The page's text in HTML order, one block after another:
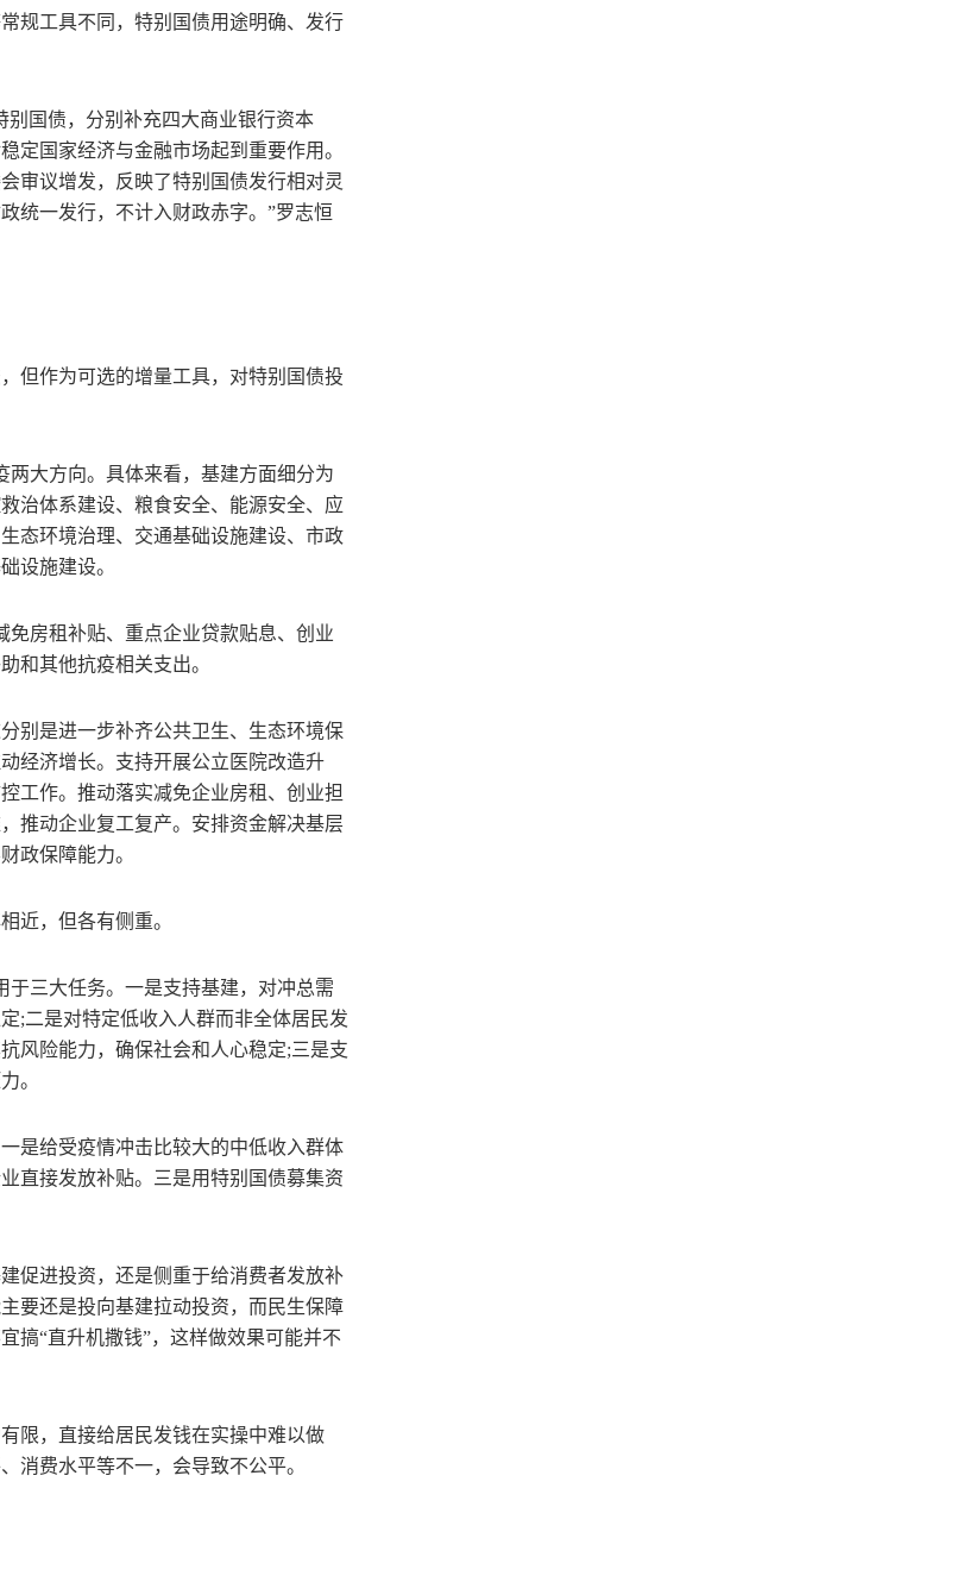
规工具不同，特别国债用途明确、发行
别国债，分别补充四大商业银行资本
定国家经济与金融市场起到重要作用。
审议增发，反映了特别国债发行相对灵
统一发行，不计入财政赤字。”罗志恒
但作为可选的增量工具，对特别国债投
两大方向。具体来看，基建方面细分为
治体系建设、粮食安全、能源安全、应
态环境治理、交通基础设施建设、市政
设施建设。
房租补贴、重点企业贷款贴息、创业
和其他抗疫相关支出。
别是进一步补齐公共卫生、生态环境保
经济增长。支持开展公立医院改造升
工作。推动落实减免企业房租、创业担
推动企业复工复产。安排资金解决基层
政保障能力。
近，但各有侧重。
于三大任务。一是支持基建，对冲总需
;二是对特定低收入人群而非全体居民发
风险能力，确保社会和人心稳定;三是支
。
是给受疫情冲击比较大的中低收入群体
直接发放补贴。三是用特别国债募集资
促进投资，还是侧重于给消费者发放补
要还是投向基建拉动投资，而民生保障
搞“直升机撒钱”，这样做效果可能并不
限，直接给居民发钱在实操中难以做
消费水平等不一，会导致不公平。